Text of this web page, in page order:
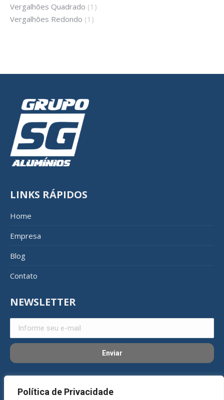
Política de Privacidade
Vergalhões Quadrado (1)
Vergalhões Redondo (1)
LINKS RÁPIDOS
Home
Empresa
Blog
Contato
NEWSLETTER
REDES SOCIAIS